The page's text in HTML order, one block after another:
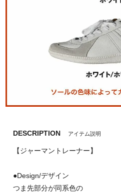
DESCRIPTION アイテム説明
【ジャーマントレーナー】
●Design/デザイン
つま先部分が同系色の